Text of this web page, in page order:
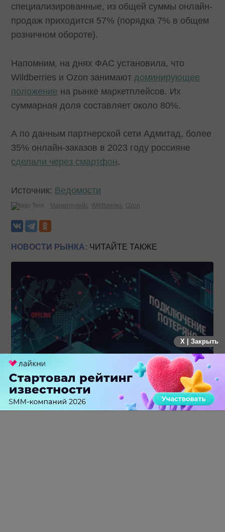
специализированные, из общей суммы онлайн-
продаж приходится 57% (порядка 7% в общем
розничном обороте).
Напомним, на днях ФАС установила, что
Wildberries и Ozon занимают доминирующее
положение на рынке маркетплейсов. Их
суммарная доля составляет около 80%.
А по данным партнерской сети Адмитад, более
35% онлайн-заказов в 2023 году россияне
сделали через смартфон.
Источник: Ведомости
Теги: Маркетплейс Wildberries Ozon
НОВОСТИ РЫНКА: ЧИТАЙТЕ ТАКЖЕ
Крупнейший сбой в рунете: пользователи не могут
попасть на популярные сайты
X | Закрыть